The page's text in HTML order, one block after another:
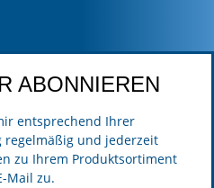
ABONNIEREN
entsprechend Ihrer
regelmäßig und jederzeit
zu Ihrem Produktsortiment
Mail zu.